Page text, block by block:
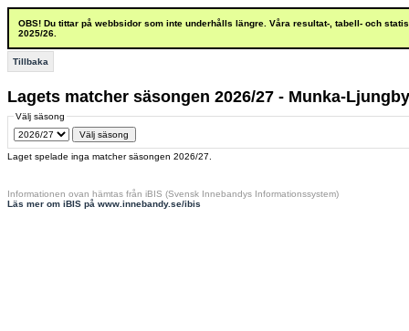
OBS! Du tittar på webbsidor som inte underhålls längre. Våra resultat-, tabell- och
2025/26.
Tillbaka
Lagets matcher säsongen 2026/27 - Munka-
Välj säsong
Laget spelade inga matcher säsongen 2026/27.
Informationen ovan hämtas från iBIS (Svensk Innebandys Informationssystem)
Läs mer om iBIS på www.innebandy.se/ibis